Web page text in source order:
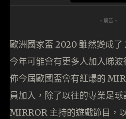
- 廣告 -
歐洲國家盃 2020 雖然變成了
今年可能會有更多人加入睇
佈今屆歐國盃會有紅爆的
員加入，除了以往的專業足
MIRROR 主持的遊戲節目，